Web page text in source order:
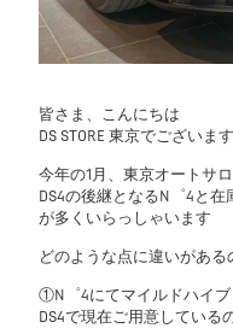
皆さま、こんにちは
DS STORE 東京でございます
今年の1月、東京オートサ
DS4の後継となるN゜4と
が多くいらっしゃいます
どのような点に違いがあ
①N゜4にてマイルドハイブ
DS4で現在ご用意している